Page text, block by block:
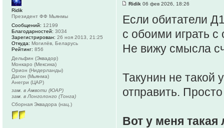
Ridik 06 фев 2026, 18:26
Если обитатели
с обоими играть
Не вижу смысла
Такунин не такой
отправить.
Вот у меня такая
Ridik
Президент ФФ Мьянмы
Сообщений: 12199
Благодарностей: 3034
Зарегистрирован: 26 ноя 2013, 21:25
Откуда: Могилёв, Беларусь
Рейтинг: 856
Дельфин (Эквадор)
Монкаро (Мексика)
Орион (Нидерланды)
Дагон (Мьянма)
Анегри (ЦАР)
зам. в Амвоти (ЮАР)
зам. в Лонголонго (Тонга)
Сборная Эквадора (нац.)